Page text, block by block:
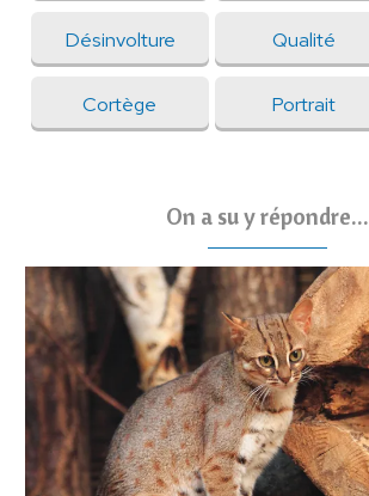
Désinvolture Qualité
Cortège Portrait
On a su y répondre...